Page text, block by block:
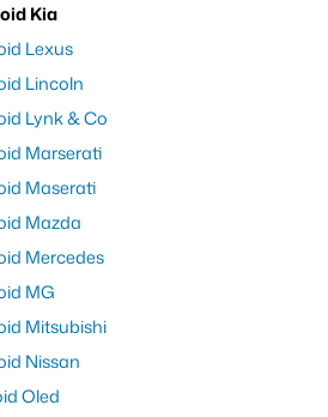
Kia
Lexus
Lincoln
Lynk & Co
Marserati
Maserati
Mazda
Mercedes
MG
Mitsubishi
Nissan
Oled